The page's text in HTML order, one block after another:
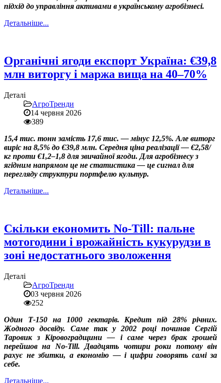
підхід до управління активами в українському агробізнесі.
Детальніше...
Органічні ягоди експорт Україна: €39,8
млн виторгу і маржа вища на 40–70%
Деталі
АгроТренди
14 червня 2026
389
15,4 тис. тонн замість 17,6 тис. — мінус 12,5%. Але виторг
виріс на 8,5% до €39,8 млн. Середня ціна реалізації — €2,58/
кг проти €1,2–1,8 для звичайної ягоди. Для агробізнесу з
ягідним напрямом це не статистика — це сигнал для
перегляду структури портфелю культур.
Детальніше...
Скільки економить No-Till: пальне
мотогодини і врожайність кукурудзи в
зоні недостатнього зволоження
Деталі
АгроТренди
03 червня 2026
252
Один Т-150 на 1000 гектарів. Кредит під 28% річних.
Жодного досвіду. Саме так у 2002 році починав Сергій
Таровик з Кіровоградщини — і саме через брак грошей
перейшов на No-Till. Двадцять чотири роки потому він
рахує не збитки, а економію — і цифри говорять самі за
себе.
Детальніше...